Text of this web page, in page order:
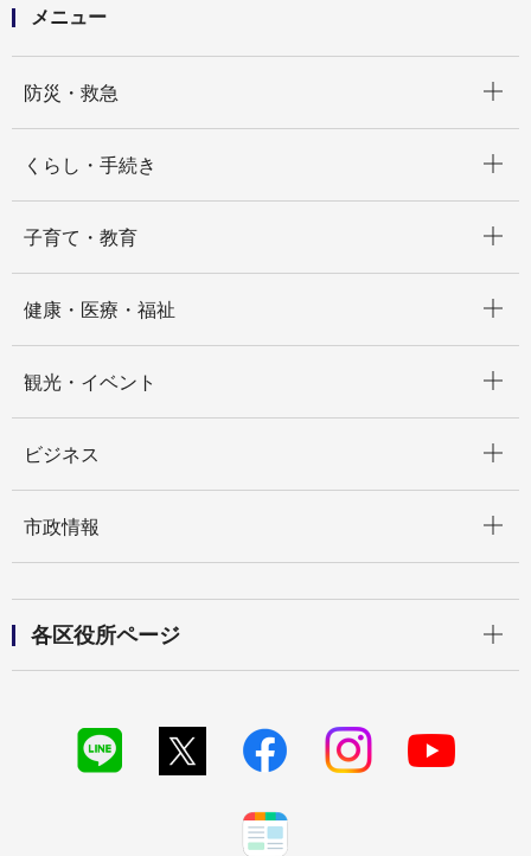
メニュー
防災・救急
くらし・手続き
子育て・教育
健康・医療・福祉
観光・イベント
ビジネス
市政情報
各区役所ページ